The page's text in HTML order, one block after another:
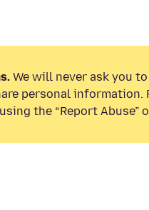
We will never ask you
personal information.
the “Report Abuse”